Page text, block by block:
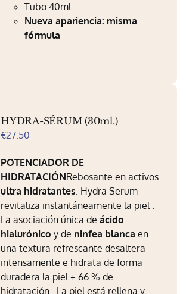
Tubo 40ml
Nueva apariencia: misma
fórmula
HYDRA-SÉRUM (30ml.)
€27.50
POTENCIADOR DE
HIDRATACIÓNRebosante en activos
ultra hidratantes. Hydra Serum
revitaliza instantáneamente la piel .
La asociación única deácido
hialurónico y de ninfea blanca en
una textura refrescante desaltera
intensamente e hidrata de forma
duradera la piel.+ 66 % de
hidratación. La piel está rellena y